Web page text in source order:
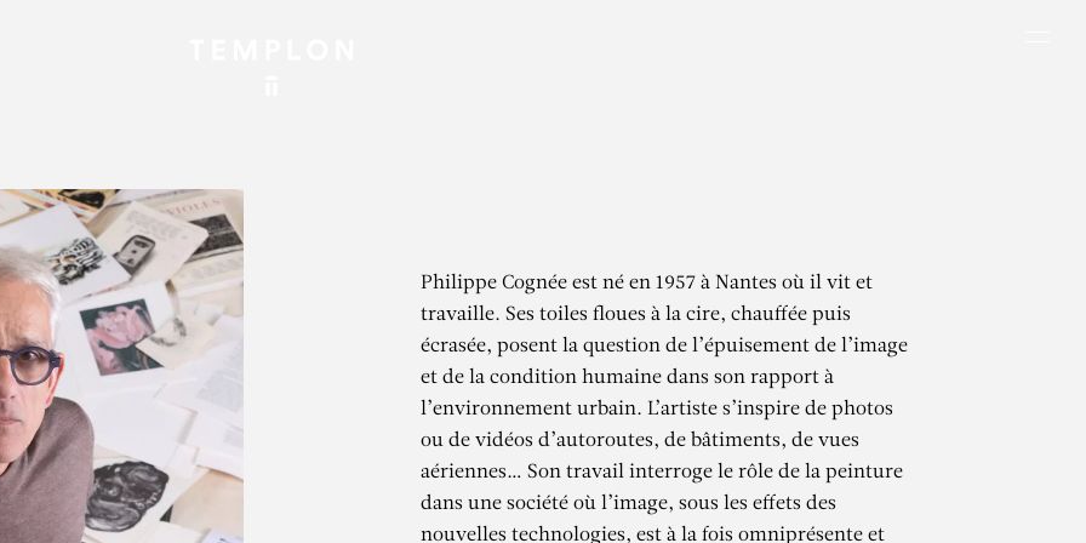
Philippe Cognée est né en 1957 à Nantes où il vit et
travaille. Ses toiles floues à la cire, chauffée puis
écrasée, posent la question de l’épuisement de l’image
et de la condition humaine dans son rapport à
l’environnement urbain. L’artiste s’inspire de photos
ou de vidéos d’autoroutes, de bâtiments, de vues
aériennes… Son travail interroge le rôle de la peinture
dans une société où l’image, sous les effets des
nouvelles technologies, est à la fois omniprésente et